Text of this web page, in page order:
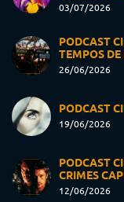
03/07/2026
PODCAST
TEMPOS DE
26/06/2026
PODCAST
19/06/2026
PODCAST
CRIMES
12/06/2026